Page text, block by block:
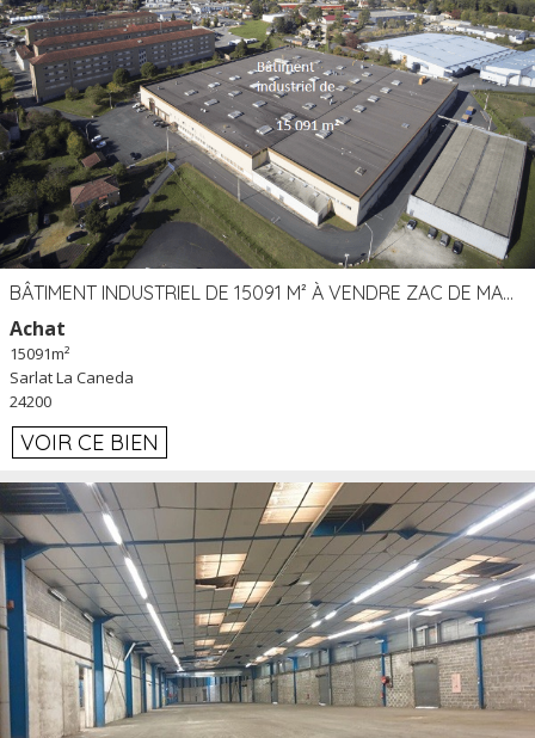
BÂTIMENT INDUSTRIEL DE 15091 M² À VENDRE ZAC DE MADRAZÈS À SARLAT (24)
Achat
15091m²
Sarlat La Caneda
24200
VOIR CE BIEN